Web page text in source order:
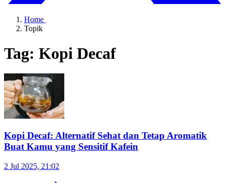
Home
Topik
Tag: Kopi Decaf
Kopi Decaf: Alternatif Sehat dan Tetap Aromatik
Buat Kamu yang Sensitif Kafein
2 Jul 2025, 21:02